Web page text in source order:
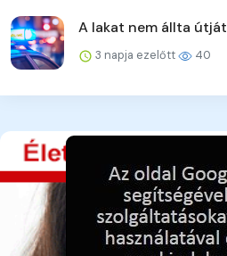
A lakat nem állta útját
3 napja ezelőtt 40